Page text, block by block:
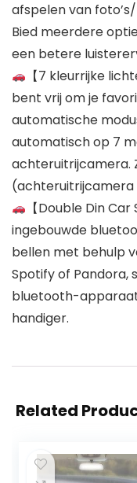
afspelen van
Bied meerdere
een betere
【7 kleurrijke
bent vrij om je
automatische
automatisch op 7
achteruitrijcamera.
(achteruitrijcamera
【Double Din
ingebouwde
bellen met behulp
Spotify of Pandora,
bluetooth-
handiger.
Related